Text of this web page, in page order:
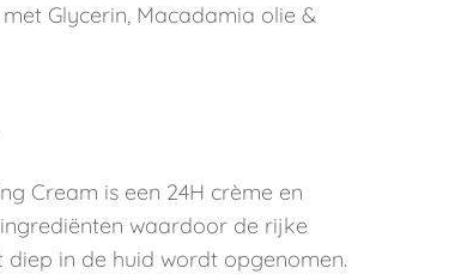
Glycerin, Macadamia olie &
Cream is een 24H crème en
waardoor de rijke
diep in de huid wordt opgenomen.